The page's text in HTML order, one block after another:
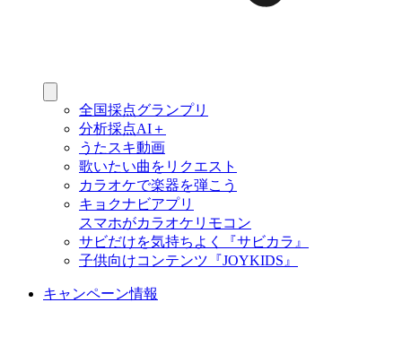
全国採点グランプリ
分析採点AI＋
うたスキ動画
歌いたい曲をリクエスト
カラオケで楽器を弾こう
キョクナビアプリ
スマホがカラオケリモコン
サビだけを気持ちよく『サビカラ』
子供向けコンテンツ『JOYKIDS』
キャンペーン情報